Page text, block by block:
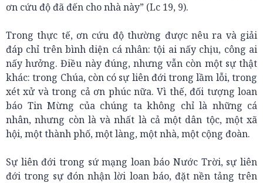
ơn cứu độ đã đến cho nhà này” (Lc 19, 9).
Trong thực tế, ơn cứu độ thường được nêu ra và giải
đáp chỉ trên bình diện cá nhân: tội ai nấy chịu, công ai
nấy hưởng. Điều này đúng, nhưng vẫn còn một sự thật
khác: trong Chúa, còn có sự liên đới trong lầm lỗi, trong
xét xử và trong cả ơn phúc nữa. Vì thế, đối tượng loan
báo Tin Mừng của chúng ta không chỉ là những cá
nhân, nhưng còn là và nhất là cả một dân tộc, một xã
hội, một thành phố, một làng, một nhà, một cộng đoàn.
Sự liên đới trong sứ mạng loan báo Nước Trời, sự liên
đới trong sự đón nhận lời loan báo, đặt nền tảng trên